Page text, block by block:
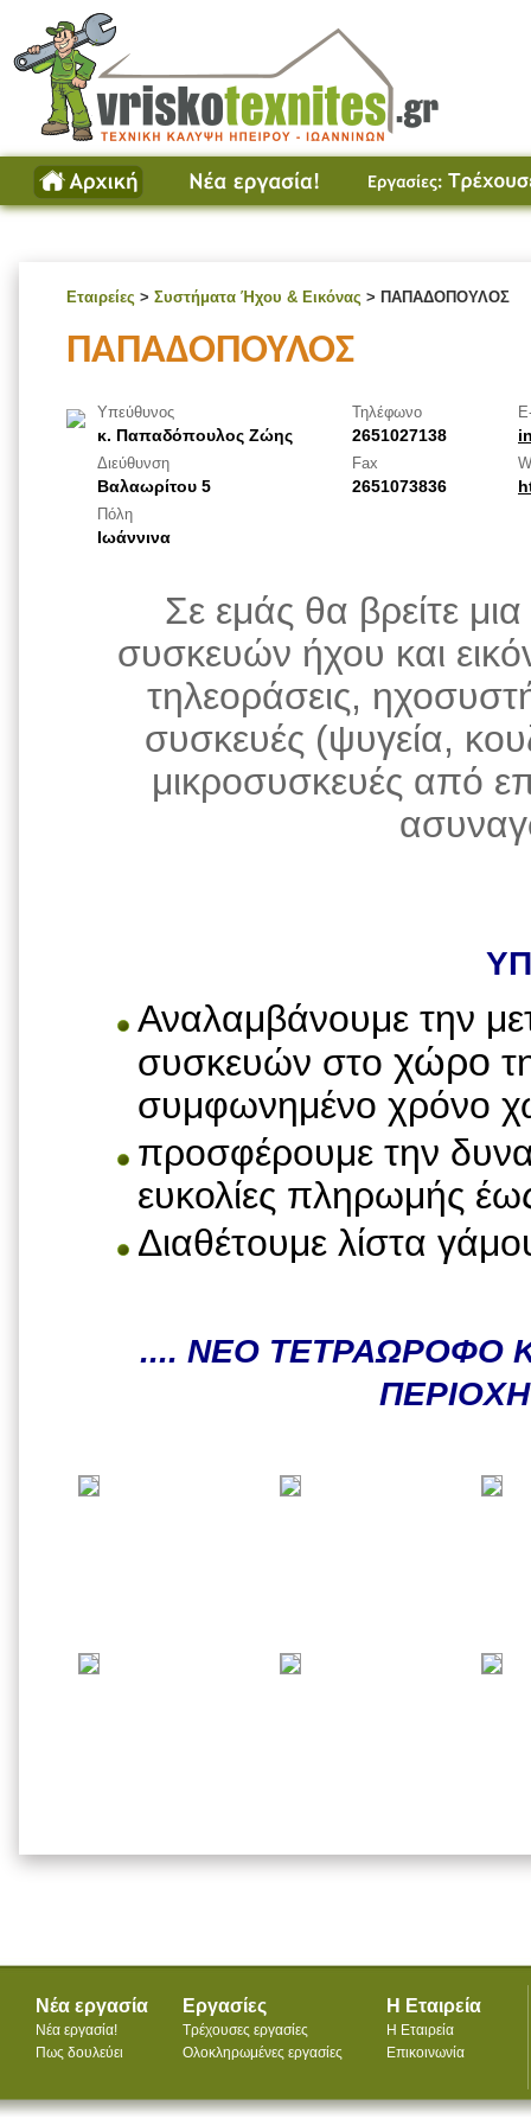
Εταιρείες > Συστήματα Ήχου & Εικόνας > ΠΑΠΑΔΟΠΟΥΛΟΣ
ΠΑΠΑΔΟΠΟΥΛΟΣ
Υπεύθυνος
κ. Παπαδόπουλος Ζώης
Διεύθυνση
Βαλαωρίτου 5
Πόλη
Ιωάννινα
Τηλέφωνο
2651027138
Fax
2651073836
Σε εμάς θα βρείτε
συσκευών ήχου και
τηλεοράσεις,
συσκευές (ψυγεία,
μικροσυσκευές από
Αναλαμβάνουμε την
συσκευών στο χώρο
συμφωνημένο χρόνο
προσφέρουμε την
ευκολίες πληρωμής
Διαθέτουμε λίστα
.... ΝΕΟ ΤΕΤΡΑΩΡΟΦΟ
Νέα εργασία
Νέα εργασία!
Πως δουλεύει
Εργασίες
Τρέχουσες εργασίες
Ολοκληρωμένες εργασίες
Η Εταιρεία
Η Εταιρεία
Επικοινωνία